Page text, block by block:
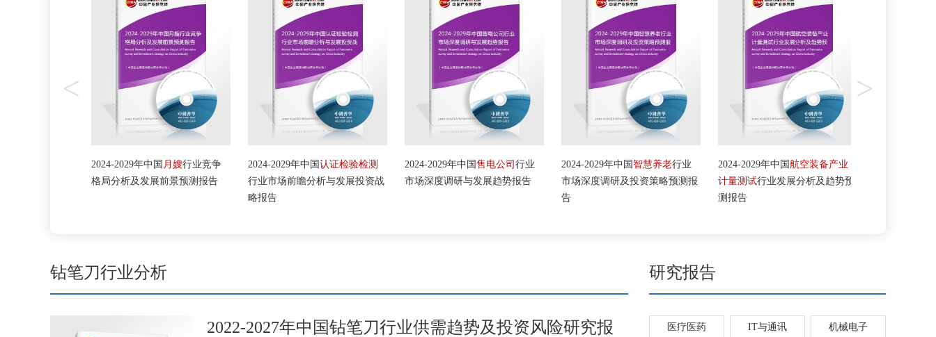
2024-2029年中国月嫂行业竞争
格局分析及发展前景预测报告
2024-2029年中国认证检验检测
行业市场前瞻分析与发展投资战
略报告
2024-2029年中国售电公司行业
市场深度调研与发展趋势报告
2024-2029年中国智慧养老行业
市场深度调研及投资策略预测报
告
2024-2029年中国航空装备产业
计量测试行业发展分析及趋势预
测报告
< >
钻笔刀行业分析
2022-2027年中国钻笔刀行业供需趋势及投资风险研究报
研究报告
医疗医药 IT与通讯 机械电子